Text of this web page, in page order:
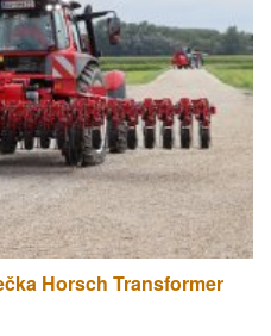
Horsch Transformer